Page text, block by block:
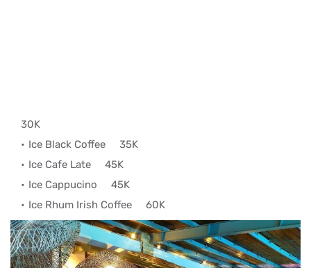
30K
Ice Black Coffee
35K
Ice Cafe Late
45K
Ice Cappucino
45K
Ice Rhum Irish Coffee
60K